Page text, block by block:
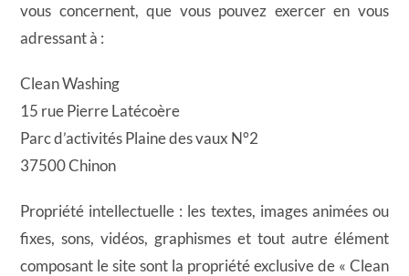
vous concernent, que vous pouvez exercer en vous
adressant à :
Clean Washing
15 rue Pierre Latécoère
Parc d’activités Plaine des vaux N°2
37500 Chinon
Propriété intellectuelle : les textes, images animées ou
fixes, sons, vidéos, graphismes et tout autre élément
composant le site sont la propriété exclusive de « Clean